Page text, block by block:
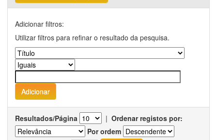
Adicionar filtros:
Utilizar filtros para refinar o resultado da pesquisa.
Resultados/Página | Ordenar registos por:
Por ordem